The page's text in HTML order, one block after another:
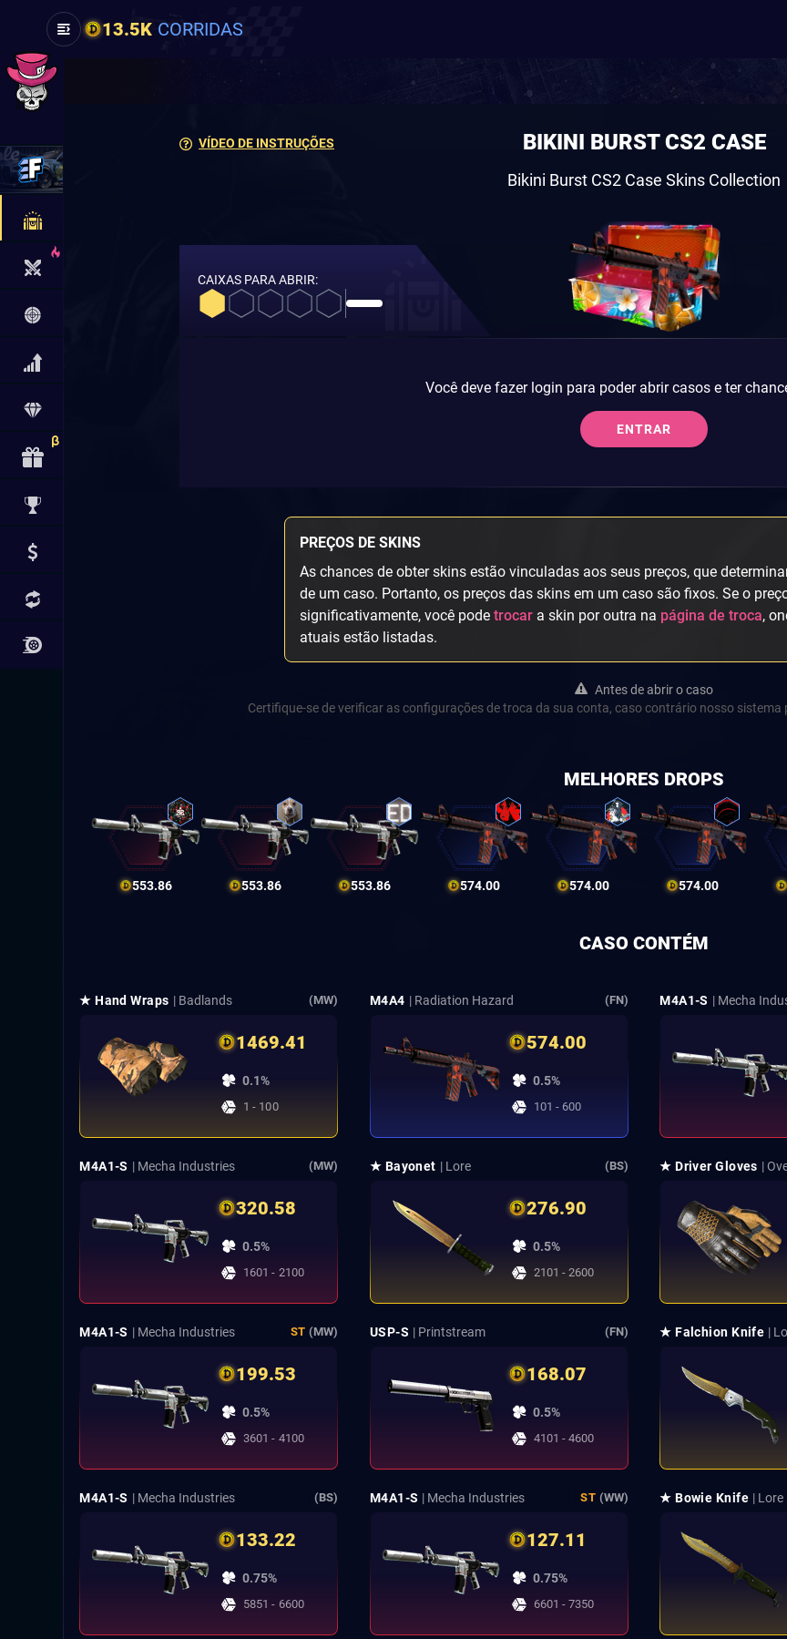
13.5K CORRIDAS
VÍDEO DE INSTRUÇÕES BIKINI BURST CS2 CASE
Bikini Burst CS2 Case Skins Collection
CAIXAS PARA ABRIR:
Você deve fazer login para poder abrir casos e ter
ENTRAR
PREÇOS DE SKINS
As chances de obter skins estão vinculadas aos seus preços, que
de um caso. Portanto, os preços das skins em um caso são fixos. Se o
significativamente, você pode trocar a skin por outra na página de troca,
atuais estão listadas.
Antes de abrir o caso
Certifique-se de verificar as configurações de troca da sua conta, caso contrário nosso sistema
MELHORES DROPS
553.86 553.86 553.86 574.00 574.00 574.00
CASO CONTÉM
★ Hand Wraps | Badlands (MW)
1469.41
0.1%
1 - 100
M4A4 | Radiation Hazard (FN)
574.00
0.5%
101 - 600
M4A1-S | Mecha
M4A1-S | Mecha Industries (MW)
320.58
0.5%
1601 - 2100
★ Bayonet | Lore (BS)
276.90
0.5%
2101 - 2600
★ Driver Gloves |
M4A1-S | Mecha Industries ST (MW)
199.53
0.5%
3601 - 4100
USP-S | Printstream (FN)
168.07
0.5%
4101 - 4600
★ Falchion Knife |
M4A1-S | Mecha Industries (BS)
133.22
0.75%
5851 - 6600
M4A1-S | Mecha Industries ST (WW)
127.11
0.75%
6601 - 7350
★ Bowie Knife | Lore